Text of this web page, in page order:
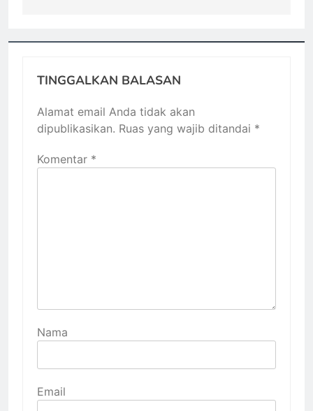
TINGGALKAN BALASAN
Alamat email Anda tidak akan
dipublikasikan. Ruas yang wajib ditandai *
Komentar *
Nama
Email